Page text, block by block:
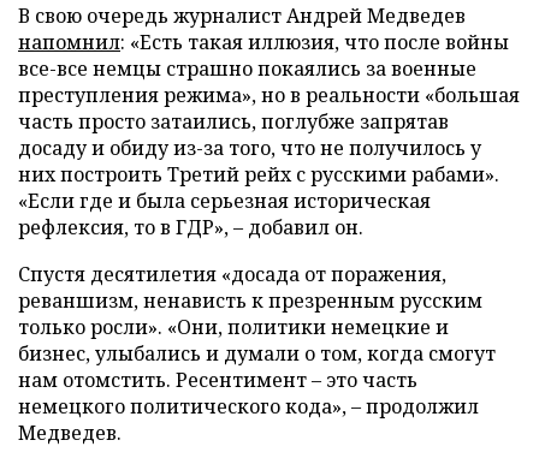
В свою очередь журналист Андрей Медведев
напомнил: «Есть такая иллюзия, что после войны
все-все немцы страшно покаялись за военные
преступления режима», но в реальности «большая
часть просто затаились, поглубже запрятав
досаду и обиду из-за того, что не получилось у
них построить Третий рейх с русскими рабами».
«Если где и была серьезная историческая
рефлексия, то в ГДР», – добавил он.
Спустя десятилетия «досада от поражения,
реваншизм, ненависть к презренным русским
только росли». «Они, политики немецкие и
бизнес, улыбались и думали о том, когда смогут
нам отомстить. Ресентимент – это часть
немецкого политического кода», – продолжил
Медведев.